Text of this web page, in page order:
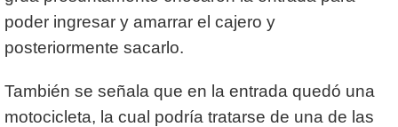
poder ingresar y amarrar el cajero y
posteriormente sacarlo.
También se señala que en la entrada quedó una
motocicleta, la cual podría tratarse de una de las